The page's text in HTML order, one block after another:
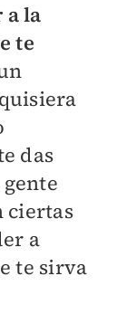
a la
te
das
ciertas
a
te sirva